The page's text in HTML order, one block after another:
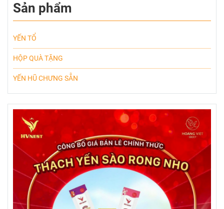
Sản phẩm
YẾN TỔ
HỘP QUÀ TẶNG
YẾN HŨ CHƯNG SẴN